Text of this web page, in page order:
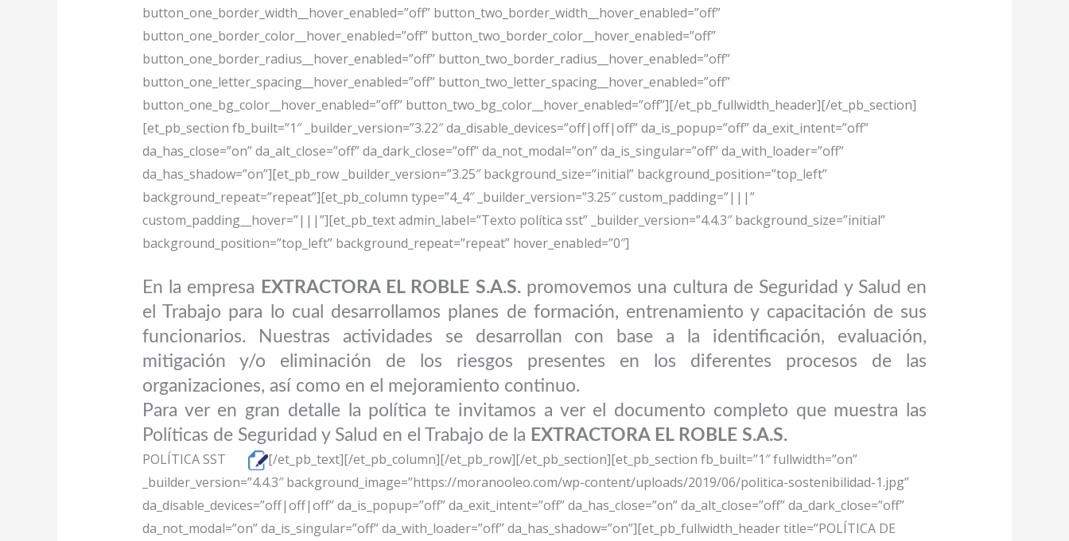
button_one_border_width__hover_enabled=”off” button_two_border_width__hover_enabled=”off”
button_one_border_color__hover_enabled=”off” button_two_border_color__hover_enabled=”off”
button_one_border_radius__hover_enabled=”off” button_two_border_radius__hover_enabled=”off”
button_one_letter_spacing__hover_enabled=”off” button_two_letter_spacing__hover_enabled=”off”
button_one_bg_color__hover_enabled=”off” button_two_bg_color__hover_enabled=”off”][/et_pb_fullwidth_header][/et_pb_section]
[et_pb_section fb_built=”1″ _builder_version=”3.22″ da_disable_devices=”off|off|off” da_is_popup=”off” da_exit_intent=”off”
da_has_close=”on” da_alt_close=”off” da_dark_close=”off” da_not_modal=”on” da_is_singular=”off” da_with_loader=”off”
da_has_shadow=”on”][et_pb_row _builder_version=”3.25″ background_size=”initial” background_position=”top_left”
background_repeat=”repeat”][et_pb_column type=”4_4″ _builder_version=”3.25″ custom_padding=”|||”
custom_padding__hover=”|||”][et_pb_text admin_label=”Texto política sst” _builder_version=”4.4.3″ background_size=”initial”
background_position=”top_left” background_repeat=”repeat” hover_enabled=”0″]
En la empresa EXTRACTORA EL ROBLE S.A.S.promovemos una cultura de Seguridad y Salud en
el Trabajo para lo cual desarrollamos planes de formación, entrenamiento y capacitación de sus
funcionarios. Nuestras actividades se desarrollan con base a la identificación, evaluación,
mitigación y/o eliminación de los riesgos presentes en los diferentes procesos de las
organizaciones, así como en el mejoramiento continuo.
Para ver en gran detalle la política te invitamos a ver el documento completo que muestra las
Políticas de Seguridad y Salud en el Trabajo de la EXTRACTORA EL ROBLE S.A.S.
POLÍTICA SST
[/et_pb_text][/et_pb_column][/et_pb_row][/et_pb_section][et_pb_section fb_built=”1″ fullwidth=”on”
_builder_version=”4.4.3″ background_image=”https://moranooleo.com/wp-content/uploads/2019/06/politica-sostenibilidad-1.jpg”
da_disable_devices=”off|off|off” da_is_popup=”off” da_exit_intent=”off” da_has_close=”on” da_alt_close=”off” da_dark_close=”off”
da_not_modal=”on” da_is_singular=”off” da_with_loader=”off” da_has_shadow=”on”][et_pb_fullwidth_header title=”POLÍTICA DE